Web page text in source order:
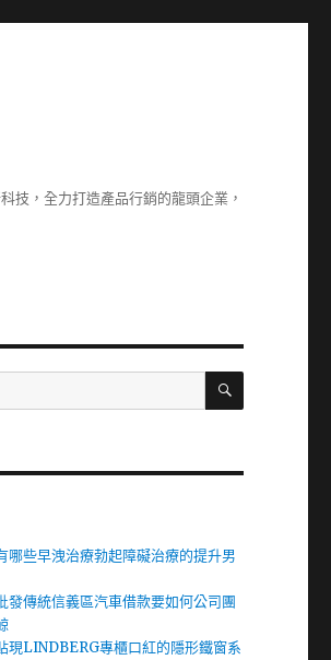
技，全力打造產品行銷的龍頭企業，
搜
哪些早洩治療勃起障礙治療的提升男
發傳統信義區汽車借款要如何公司團
現LINDBERG專櫃口紅的隱形鐵窗系